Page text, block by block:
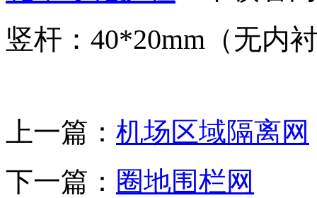
竖杆：40*20mm（无内
上一篇： 机场区域隔离网
下一篇： 圈地围栏网